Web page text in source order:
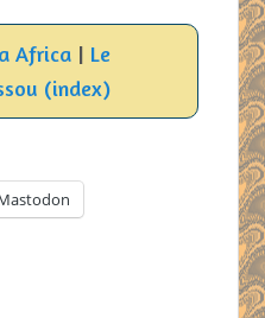
Africa | Le
(index)